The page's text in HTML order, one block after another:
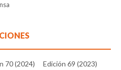
70 (2024)
Edición 69 (2023)